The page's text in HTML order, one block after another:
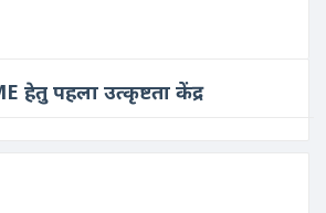
हेतु पहला उत्कृष्टता केंद्र